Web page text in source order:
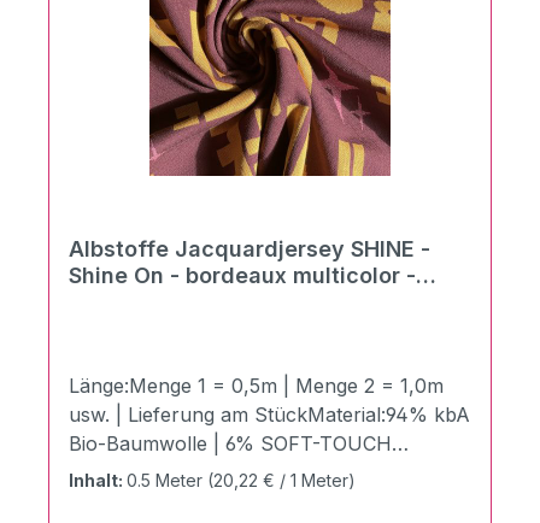
mit Stufe 1Trockneranwendung nicht
möglichChemische Reinigung möglich
Albstoffe Jacquardjersey SHINE -
Shine On - bordeaux multicolor -
Länge:Menge 1 = 0,5m | Menge 2 = 1,0m
usw. | Lieferung am StückMaterial:94% kbA
Bio-Baumwolle | 6% SOFT-TOUCH
LUREXZertifizierung:GOTS zertifiziert |
Inhalt: 0.5 Meter (20,22 € / 1 Meter)